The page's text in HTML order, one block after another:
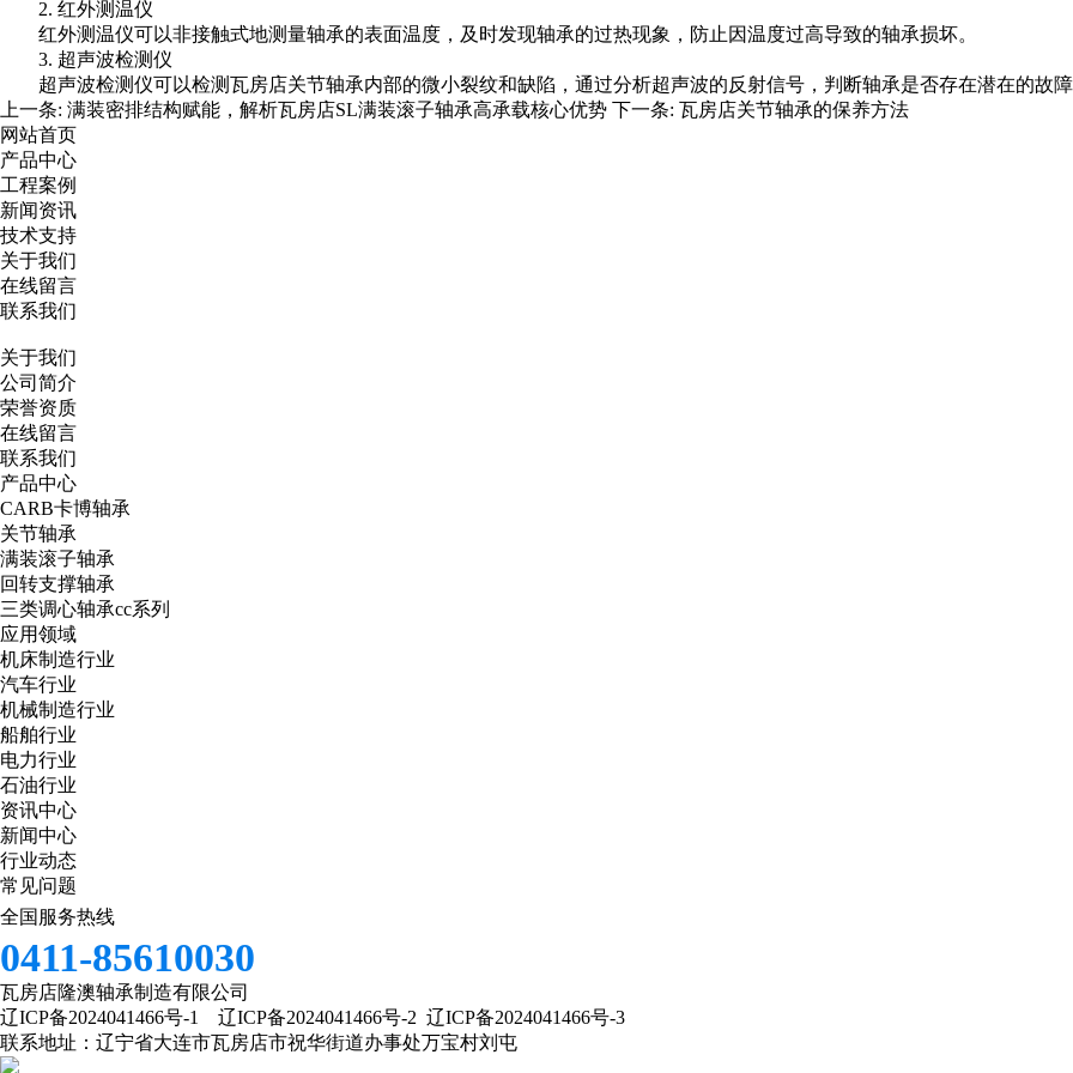
2. 红外测温仪
红外测温仪可以非接触式地测量轴承的表面温度，及时发现轴承的过热现象，防止因温度过高导致的轴承损坏。
3. 超声波检测仪
超声波检测仪可以检测瓦房店关节轴承内部的微小裂纹和缺陷，通过分析超声波的反射信号，判断轴承是否存在潜在的故
上一条: 满装密排结构赋能，解析瓦房店SL满装滚子轴承高承载核心优势 下一条: 瓦房店关节轴承的保养方法
网站首页
产品中心
工程案例
新闻资讯
技术支持
关于我们
在线留言
联系我们
关于我们
公司简介
荣誉资质
在线留言
联系我们
产品中心
CARB卡博轴承
关节轴承
满装滚子轴承
回转支撑轴承
三类调心轴承cc系列
应用领域
机床制造行业
汽车行业
机械制造行业
船舶行业
电力行业
石油行业
资讯中心
新闻中心
行业动态
常见问题
全国服务热线
0411-85610030
瓦房店隆澳轴承制造有限公司
辽ICP备2024041466号-1
辽ICP备2024041466号-2 辽ICP备2024041466号-3
联系地址：辽宁省大连市瓦房店市祝华街道办事处万宝村刘屯